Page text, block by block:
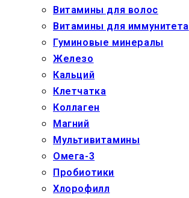
Витамины для волос
Витамины для иммунитета
Гуминовые минералы
Железо
Кальций
Клетчатка
Коллаген
Магний
Мультивитамины
Омега-3
Пробиотики
Хлорофилл